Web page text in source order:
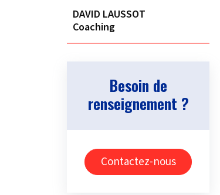
DAVID LAUSSOT
Coaching
Besoin de
renseignement ?
Contactez-nous